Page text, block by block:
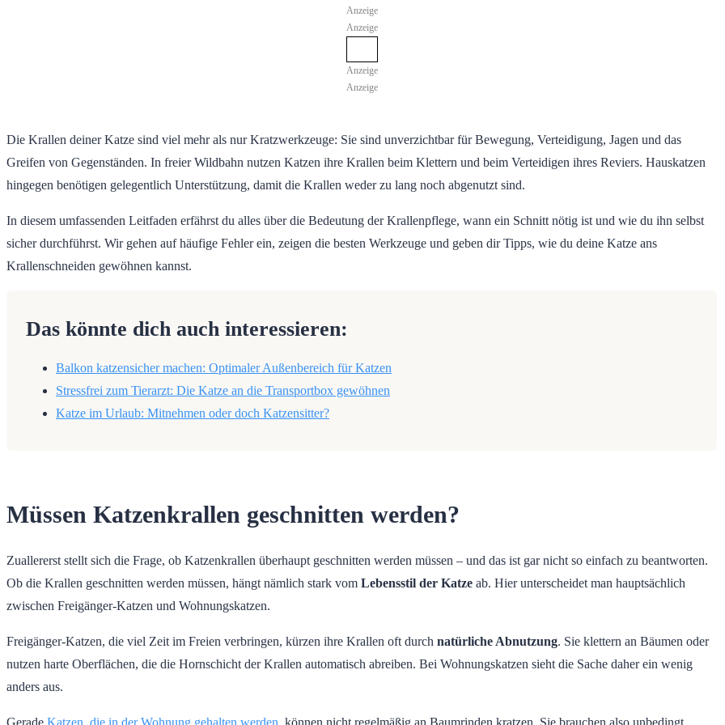
Anzeige
Anzeige
Anzeige
Anzeige
Die Krallen deiner Katze sind viel mehr als nur Kratzwerkzeuge: Sie sind unverzichtbar für Bewegung, Verteidigung, Jagen und das
Greifen von Gegenständen. In freier Wildbahn nutzen Katzen ihre Krallen beim Klettern und beim Verteidigen ihres Reviers. Hauskatzen
hingegen benötigen gelegentlich Unterstützung, damit die Krallen weder zu lang noch abgenutzt sind.
In diesem umfassenden Leitfaden erfährst du alles über die Bedeutung der Krallenpflege, wann ein Schnitt nötig ist und wie du ihn selbst
sicher durchführst. Wir gehen auf häufige Fehler ein, zeigen die besten Werkzeuge und geben dir Tipps, wie du deine Katze ans
Krallenschneiden gewöhnen kannst.
Das könnte dich auch interessieren:
Balkon katzensicher machen: Optimaler Außenbereich für Katzen
Stressfrei zum Tierarzt: Die Katze an die Transportbox gewöhnen
Katze im Urlaub: Mitnehmen oder doch Katzensitter?
Müssen Katzenkrallen geschnitten werden?
Zuallererst stellt sich die Frage, ob Katzenkrallen überhaupt geschnitten werden müssen – und das ist gar nicht so einfach zu beantworten.
Ob die Krallen geschnitten werden müssen, hängt nämlich stark vom Lebensstil der Katze ab. Hier unterscheidet man hauptsächlich
zwischen Freigänger-Katzen und Wohnungskatzen.
Freigänger-Katzen, die viel Zeit im Freien verbringen, kürzen ihre Krallen oft durch natürliche Abnutzung. Sie klettern an Bäumen oder
nutzen harte Oberflächen, die die Hornschicht der Krallen automatisch abreiben. Bei Wohnungskatzen sieht die Sache daher ein wenig
anders aus.